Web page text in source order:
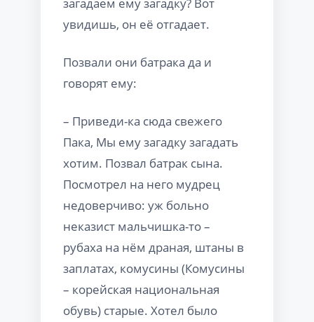
увидишь, он её отгадает.
Позвали они батрака да и
говорят ему:
– Приведи-ка сюда свежего
Пака, Мы ему загадку загадать
хотим. Позвал батрак сына.
Посмотрел на него мудрец
недоверчиво: уж больно
неказист мальчишка-то –
рубаха на нём драная, штаны в
заплатах, комусины (Комусины
– корейская национальная
обувь) старые. Хотел было